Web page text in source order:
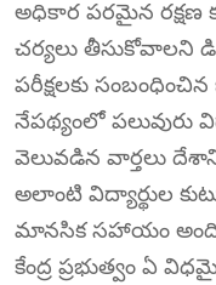
అధికార పరమైన రక్షణ
చర్యలు తీసుకోవాలని
పరీక్షలకు
నేపథ్యంలో పలువురు
వెలువడిన వార్తలు
అలాంటి విద్యార్థుల
మానసిక సహాయం
కేంద్ర ప్రభుత్వం ఏ